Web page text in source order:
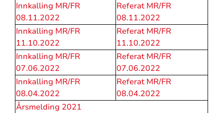
Innkalling MR/FR
08.11.2022
Referat MR/FR
08.11.2022
Innkalling MR/FR
11.10.2022
Referat MR/FR
11.10.2022
Innkalling MR/FR
07.06.2022
Referat MR/FR
07.06.2022
Innkalling MR/FR
08.04.2022
Referat MR/FR
08.04.2022
Årsmelding 2021